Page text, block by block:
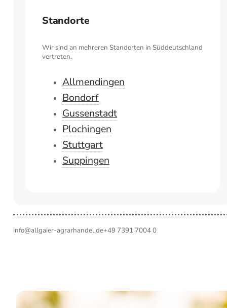
Standorte
Wir sind an mehreren Standorten in Süddeutschland
vertreten.
Allmendingen
Bondorf
Gussenstadt
Plochingen
Stuttgart
Suppingen
info@allgaier-agrarhandel.de+49 7391 7004 0